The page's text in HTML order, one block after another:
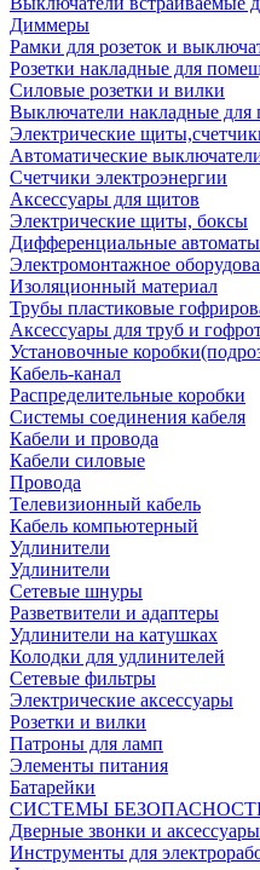
Диммеры
Рамки для розеток и
Розетки накладные для
Силовые розетки и вилки
Выключатели накладные
Электрические
Автоматические
Счетчики электроэнергии
Аксессуары для щитов
Электрические щиты, боксы
Дифференциальные автоматы
Электромонтажное
Изоляционный материал
Трубы пластиковые
Аксессуары для труб и
Установочные
Кабель-канал
Распределительные коробки
Системы соединения кабеля
Кабели и провода
Кабели силовые
Провода
Телевизионный кабель
Кабель компьютерный
Удлинители
Удлинители
Сетевые шнуры
Разветвители и адаптеры
Удлинители на катушках
Колодки для удлинителей
Сетевые фильтры
Электрические аксессуары
Розетки и вилки
Патроны для ламп
Элементы питания
Батарейки
СИСТЕМЫ
Дверные звонки и аксессуары
Инструменты для